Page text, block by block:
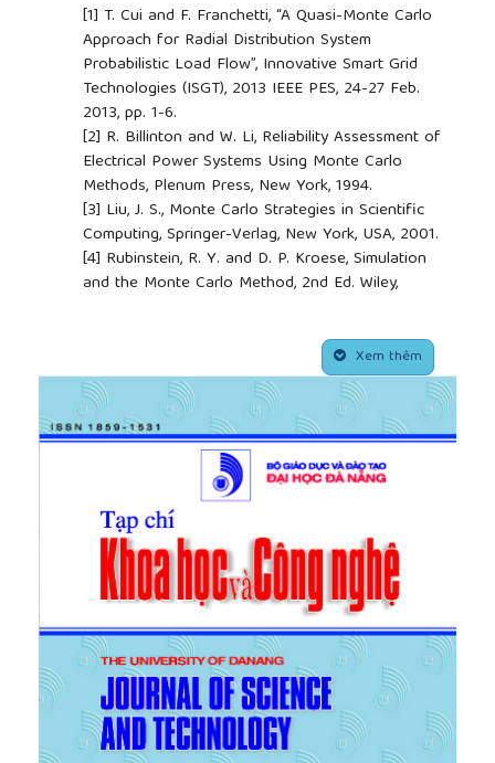
[1] T. Cui and F. Franchetti, “A Quasi-Monte Carlo
Approach for Radial Distribution System
Probabilistic Load Flow”, Innovative Smart Grid
Technologies (ISGT), 2013 IEEE PES, 24-27 Feb.
2013, pp. 1-6.
[2] R. Billinton and W. Li, Reliability Assessment of
Electrical Power Systems Using Monte Carlo
Methods, Plenum Press, New York, 1994.
[3] Liu, J. S., Monte Carlo Strategies in Scientific
Computing, Springer-Verlag, New York, USA, 2001.
[4] Rubinstein, R. Y. and D. P. Kroese, Simulation
and the Monte Carlo Method, 2nd Ed. Wiley,
J. M. Hammenley and D. C. Handscomb, Monte
Carlo Methods, Norwich: Fletcher and Son Ltd,
1964.
[6]P. Zhang and S. T. Lee, “Probabilistic Load Flow
Computation Using The Method of Combined
Cumulants and Gram-Charlier”, IEEE Trans. Power
Syst., 19(1), Feb. 2004, pp. 676-682.
M. Fan, V. Vittal, G. T. Heydt, and R. Ayyanar,
“Probabilistic Power Flow Studies for Transmission
Systems with Photovoltaic Generation Using
Cumulants”, IEEE Trans. Power Syst., 27(4), Nov.
2012, pp. 2251-2261.
[8]C. L. Su, “Probabilistic Load-Flow Computation
Using Point Estimate Method”, IEEE Trans. Power
Syst., 20(4), 2005, pp. 1843-1851.
[9]Lê Đình Dương, Nguyễn Thị Ái Nhi, Huỳnh Văn
Kỳ, “Giải pháp tính toán và phân tích các chế độ
vận hành hệ thống điện bằng phương pháp xác
Xem thêm